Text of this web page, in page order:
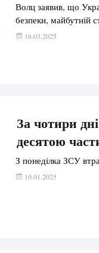
Волц заявив, що
безпеки, майбутній
16.03.2025
За чотири
десятою
З понеділка ЗСУ
10.01.2025